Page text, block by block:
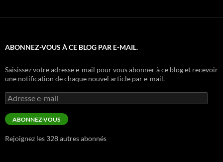
ABONNEZ-VOUS À CE BLOG PAR E-MAIL.
Saisissez votre adresse e-mail pour vous abonner à ce blog et recevoir
une notification de chaque nouvel article par e-mail.
Adresse
e-
mail
ABONNEZ-VOUS
Rejoignez les 328 autres abonnés